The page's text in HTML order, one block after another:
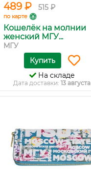
489 ₽ 515 ₽
по карте
Кошелёк на молнии
женский МГУ...
МГУ
Купить
На складе
Дата доставки: 13 августа